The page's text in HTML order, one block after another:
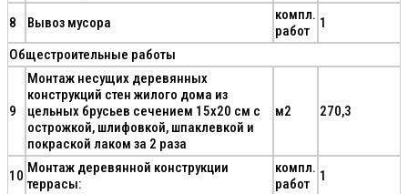
8 Вывоз мусора
компл.
работ
1
Общестроительные работы
9
Монтаж несущих деревянных
конструкций стен жилого дома из
цельных брусьев сечением 15х20 см с
острожкой, шлифовкой, шпаклевкой и
покраской лаком за 2 раза
м2 270,3
10 Монтаж деревянной конструкции
террасы:
компл.
работ
1